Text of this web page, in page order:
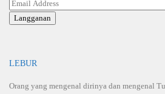
Email
Address
Langganan
LEBUR
Orang yang mengenal dirinya dan mengenal